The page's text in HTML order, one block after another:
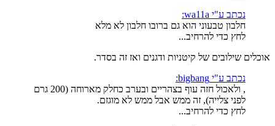
נכתב ע"י wa11a:
חלבון טבעוני הוא גם ברובו חלבון לא מלא
לחץ כדי להרחיב...
אוכלים שילובים של קיטניות ודגנים ואז זה בסדר.
נכתב ע"י bigbang:
, ולאכול חזה עוף בצהריים ובערב כחלק מארוחה (200 גרם
לפני צלייה), זה ממש אבל ממש לא מוגזם.
לחץ כדי להרחיב...